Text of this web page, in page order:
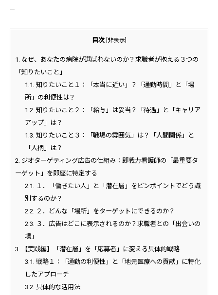
—
目次 非表示]
1. なぜ、あなたの病院が選ばれないのか？求職者が抱える３つの
「知りたいこと」
1.1. 知りたいこと１：「本当に近い」？「通勤時間」と「場
所」の利便性は？
1.2. 知りたいこと２：「給与」は妥当？「待遇」と「キャリア
アップ」は？
1.3. 知りたいこと３：「職場の雰囲気」は？「人間関係」と
「人柄」は？
2. ジオターゲティング広告の仕組み：即戦力看護師の「最重要タ
ーゲット」を即座に特定する
2.1.
１．「働きたい人」と「潜在層」をピンポイントでどう識
別するのか？
2.2.
２．どんな「場所」をターゲットにできるのか？
2.3.
３．広告はどこに表示されるのか？求職者との「出会いの
場」
3.
【実践編】「潜在層」を「応募者」に変える具体的戦略
3.1. 戦略１：「通勤の利便性」と「地元医療への貢献」に特化
したアプローチ
3.2. 具体的な活用法